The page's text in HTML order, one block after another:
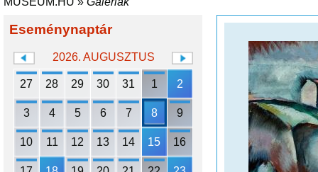
Eseménynaptár
2026. AUGUSZTUS
27 28 29 30 31 1 2
3 4 5 6 7 8 9
10 11 12 13 14 15 16